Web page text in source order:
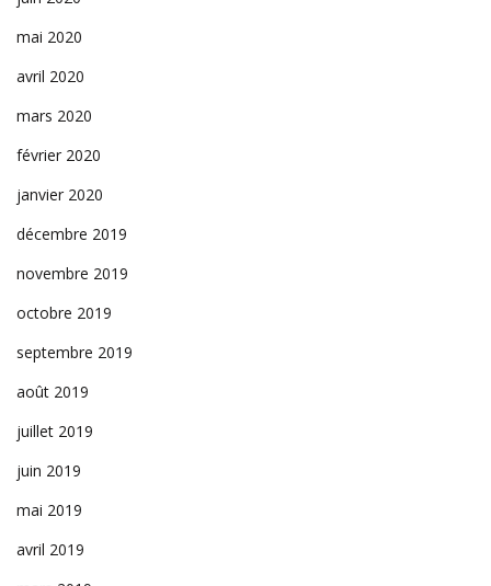
mai 2020
avril 2020
mars 2020
février 2020
janvier 2020
décembre 2019
novembre 2019
octobre 2019
septembre 2019
août 2019
juillet 2019
juin 2019
mai 2019
avril 2019